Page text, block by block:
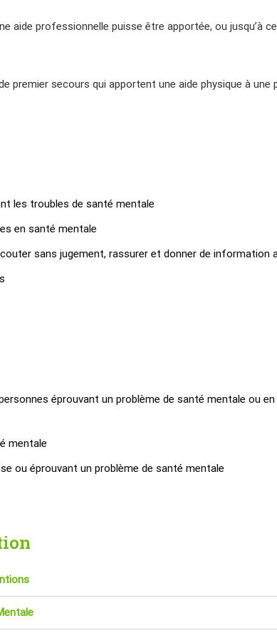
aide professionnelle puisse être apportée, ou jusqu’à
premier secours qui apportent une aide physique à une
les troubles de santé mentale
en santé mentale
sans jugement, rassurer et donner de information
éprouvant un problème de santé mentale ou
mentale
ou éprouvant un problème de santé mentale